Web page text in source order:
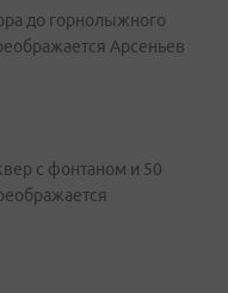
до горнолыжного
Арсеньев
с фонтаном и 50